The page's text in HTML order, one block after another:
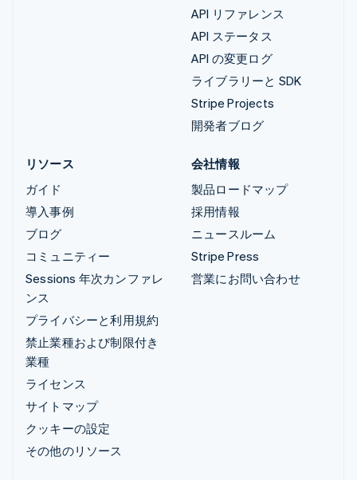
API リファレンス
API ステータス
API の変更ログ
ライブラリーと SDK
Stripe Projects
開発者ブログ
リソース
ガイド
導入事例
ブログ
コミュニティー
Sessions 年次カンファレ
ンス
プライバシーと利用規約
禁止業種および制限付き
業種
ライセンス
サイトマップ
クッキーの設定
その他のリソース
会社情報
製品ロードマップ
採用情報
ニュースルーム
Stripe Press
営業にお問い合わせ